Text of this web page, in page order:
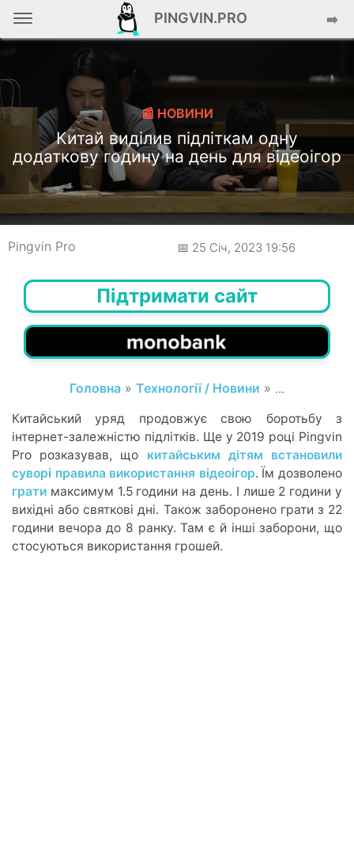
PINGVIN.PRO ➡️
📰 НОВИНИ
Китай виділив підліткам одну
додаткову годину на день для відеоігор
Pingvin Pro 📅 25 Січ, 2023 19:56
Підтримати сайт
Головна » Технології / Новини » ...
Китайський уряд продовжує свою боротьбу з
інтернет-залежністю підлітків. Ще у 2019 році Pingvin
Pro розказував, що китайським дітям встановили
суворі правила використання відеоігор. Їм дозволено
грати максимум 1.5 години на день. І лише 2 години у
вихідні або святкові дні. Також заборонено грати з 22
години вечора до 8 ранку. Там є й інші заборони, що
стосуються використання грошей.